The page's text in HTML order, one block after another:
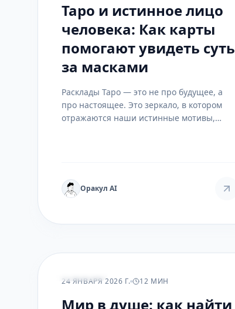
Таро и истинное лицо
человека: Как карты
помогают увидеть суть
за масками
Расклады Таро — это не про будущее, а
про настоящее. Это зеркало, в котором
отражаются наши истинные мотивы,
Оракул AI
24 ЯНВАРЯ 2026 Г. 12 МИН
Мир в душе: как найти